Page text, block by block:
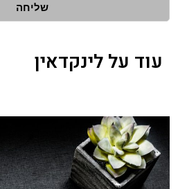
שליחה
עוד על לינקדאין